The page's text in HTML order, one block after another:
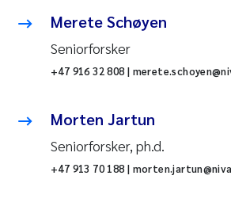
Merete Schøyen
Seniorforsker
+47 916 32 808 |
Morten Jartun
Seniorforsker, ph.d.
+47 913 70 188 |